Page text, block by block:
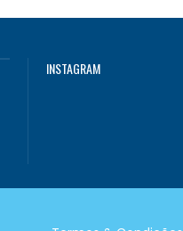
INSTAGRAM